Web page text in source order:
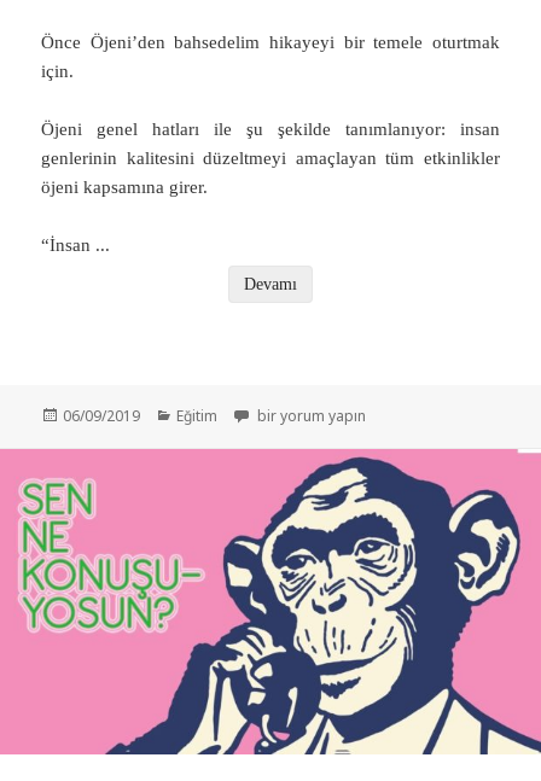
Önce Öjeni’den bahsedelim hikayeyi bir temele oturtmak
için.
Öjeni genel hatları ile şu şekilde tanımlanıyor: insan
genlerinin kalitesini düzeltmeyi amaçlayan tüm etkinlikler
öjeni kapsamına girer.
“İnsan ...
Devamı
Yayın
06/09/2019 Kategoriler
Eğitim Bilim Tarihinden Silinmesi Gereken Olay:
bir yorum yapın